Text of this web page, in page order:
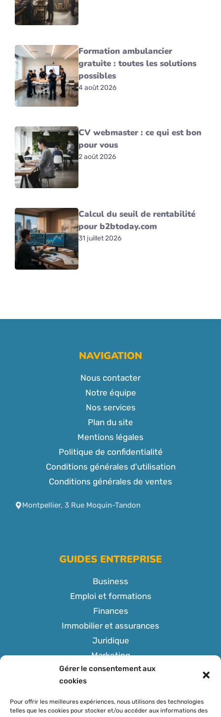
Gérer le consentement aux
cookies
Pour offrir les meilleures expériences, nous utilisons des technologies
telles que les cookies pour stocker et/ou accéder aux informations des
Formation ambulancier
gratuite : toutes les solutions
possibles
4 août 2026
CV webmaster : ce qui est bon
pour vous
2 août 2026
Calcul du seuil de rentabilité
pour b2btoday.com
31 juillet 2026
NAVIGATION
Nous contacter
Notre équipe
Nos services
Plan du site
Mentions légales
Politique de confidentialité
Conditions générales d'utilisation
Conditions générales de ventes
Montpellier, 3 Rue Moquin-Tandon
GUIDES ENTREPRISE
Business
Emploi et formations
Finances
Immobilier et assurances
Juridique
Marketing
Tech